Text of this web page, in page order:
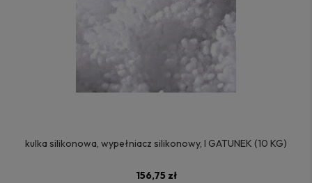
kulka silikonowa, wypełniacz silikonowy, I GATUNEK (10 KG)
156,75 zł